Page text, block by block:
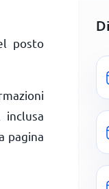
posto
pagina